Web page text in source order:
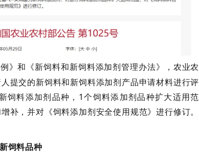
》和 《新饲料和新饲料添加剂管理办法》，农业农
提交的新饲料和新饲料添加剂产品申请材料进行评
饲料添加剂品种， 1个饲料添加剂品种扩大适用范
补，并对《饲料添加剂安全使用规范》进行修订。
饲料品种